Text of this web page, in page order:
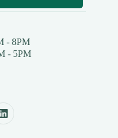
- 8PM
- 5PM